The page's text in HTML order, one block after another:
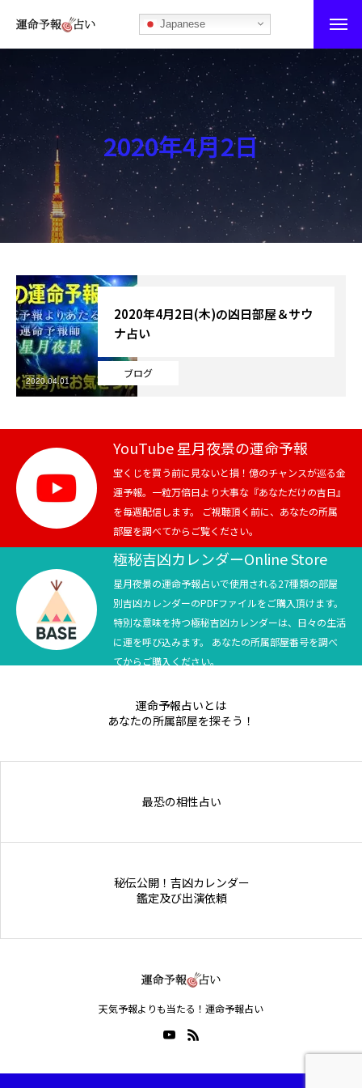
Japanese
運命予報占い
運命予報占いとは
あなたの所属部屋を探そう！
最恐の相性占い
秘伝公開！吉凶カレンダー
記事カテゴリー
ブログ
お知らせ
芸能界
テニス
スポーツ
競馬
テニス四大大会・五輪
テニス四大大会・五輪
2020年4月2日
ブログ
2020年4月2日(木)の凶日部屋＆サウ
ナ占い
2020.04.01
YouTube 星月夜景の運命予報
宝くじを買う前に見ないと損！億のチャンスが巡る金
運予報。一粒万倍日より大事な『あなただけの吉日』
を毎週配信します。 ご視聴頂く前に、あなたの所属
部屋を調べてからご覧ください。
極秘吉凶カレンダーOnline Store
星月夜景の運命予報占いで使用される27種類の部屋
別吉凶カレンダーのPDFファイルをご購入頂けます。
特別な意味を持つ極秘吉凶カレンダーは、日々の生活
に運を呼び込みます。 あなたの所属部屋番号を調べ
てからご購入ください。
運命予報占いとは
あなたの所属部屋を探そう！
最恐の相性占い
秘伝公開！吉凶カレンダー
鑑定及び出演依頼
天気予報よりも当たる！運命予報占い